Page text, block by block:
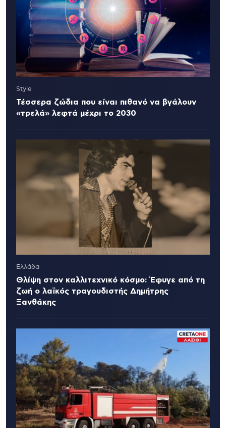
Style
Τέσσερα ζώδια που είναι πιθανό να βγάλουν
«τρελά» λεφτά μέχρι το 2030
Ελλάδα
Θλίψη στον καλλιτεχνικό κόσμο: Έφυγε από τη
ζωή ο λαϊκός τραγουδιστής Δημήτρης
Ξανθάκης